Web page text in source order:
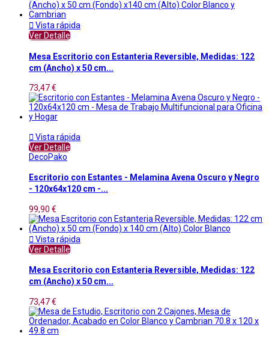
 Vista rápida
Ver Detalle
Mesa Escritorio con Estanteria Reversible, Medidas: 122
cm (Ancho) x 50 cm...
73,47 €
 Vista rápida
Ver Detalle
DecoPako
Escritorio con Estantes - Melamina Avena Oscuro y Negro
- 120x64x120 cm -...
99,90 €
 Vista rápida
Ver Detalle
Mesa Escritorio con Estanteria Reversible, Medidas: 122
cm (Ancho) x 50 cm...
73,47 €